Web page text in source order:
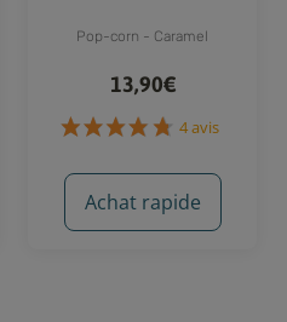
Pop-corn - Caramel
13,90€
Achat rapide